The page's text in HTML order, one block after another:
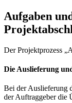
Aufgaben
Der Projektprozess
Die Auslieferung
Bei der Auslieferung
der Auftraggeber die